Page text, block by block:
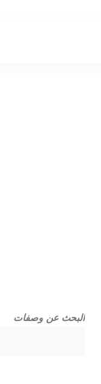
البحث عن وصفات